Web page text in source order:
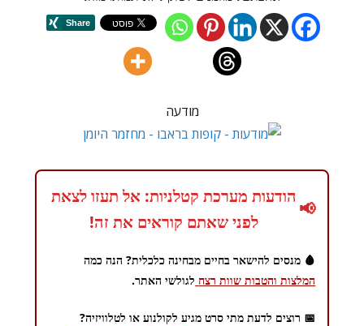
מודעה
📢
הודעות מערכת קטלניות: אל תעזו לצאת
לפני שאתם קוראים את זה!
🩸 מנסים להישאר בחיים מבחינה כלכלית? הנה כמה
המלצות והטבות שוות רצח לגולשי האתר.
📅 רוצים לדעת מתי סרט מגיע לקולנוע או לטלוויזיה?